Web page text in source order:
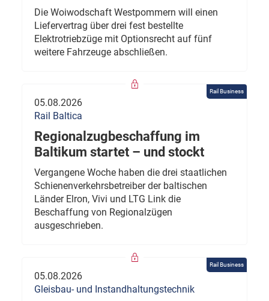
Die Woiwodschaft Westpommern will einen
Liefervertrag über drei fest bestellte
Elektrotriebzüge mit Optionsrecht auf fünf
weitere Fahrzeuge abschließen.
Rail Business
05.08.2026
Rail Baltica
Regionalzugbeschaffung im
Baltikum startet – und stockt
Vergangene Woche haben die drei staatlichen
Schienenverkehrsbetreiber der baltischen
Länder Elron, Vivi und LTG Link die
Beschaffung von Regionalzügen
ausgeschrieben.
Rail Business
05.08.2026
Gleisbau- und Instandhaltungstechnik